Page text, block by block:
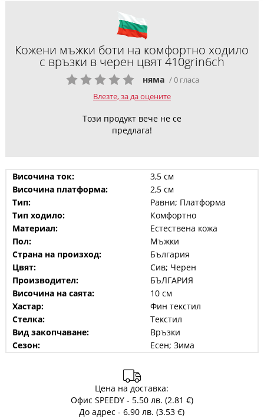
Кожени мъжки боти на комфортно ходило
с връзки в черен цвят 410grin6ch
няма / 0 гласа
Влезте, за да оцените
Този продукт вече не се
предлага!
Височина ток:
3,5 см
Височина платформа:
2,5 см
Тип:
Равни; Платформа
Тип ходило:
Комфортно
Материал:
Естествена кожа
Пол:
Мъжки
Страна на произход:
България
Цвят:
Сив; Черен
Производител:
БЪЛГАРИЯ
Височина на саята:
10 см
Хастар:
Фин текстил
Стелка:
Текстил
Вид закопчаване:
Връзки
Сезон:
Есен; Зима
Цена на доставка:
Офис SPEEDY - 5.50 лв. (2.81 €)
До адрес - 6.90 лв. (3.53 €)